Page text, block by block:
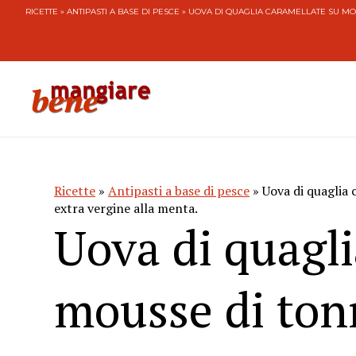
RICETTE » ANTIPASTI A BASE DI PESCE » UOVA DI QUAGLIA CARAMELLATE SU
Ricette » Antipasti a base di pesce » Uova di
extra vergine alla menta.
Uova di
mousse di